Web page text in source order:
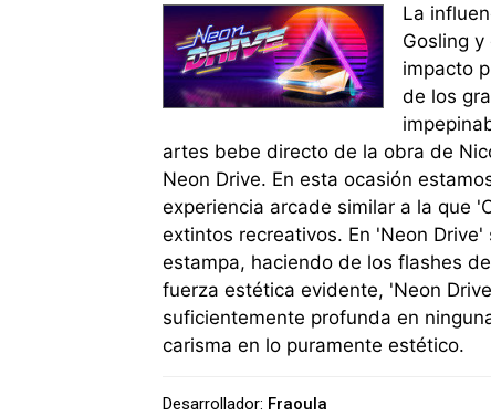
La
Gosling
impacto
de los
artes bebe directo de la obra de
Neon Drive. En esta ocasión
experiencia arcade similar a la que
extintos recreativos. En 'Neon
estampa, haciendo de los flashes
fuerza estética evidente, 'Neon
suficientemente profunda en
carisma en lo puramente estético.
Desarrollador: Fraoula